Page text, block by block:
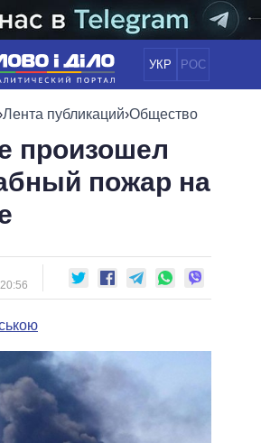
УКР РОС
НОВОСТИ
ПОЛИТИКА
ЭКОНОМИКА
ОБЕЩАНИЯ
ПОЛИТИКИ
И ОФИС
РАДА
ВИДЕО
ПОЛИТИКОВ
Лента публикаций›Общество
произошел
пожар на